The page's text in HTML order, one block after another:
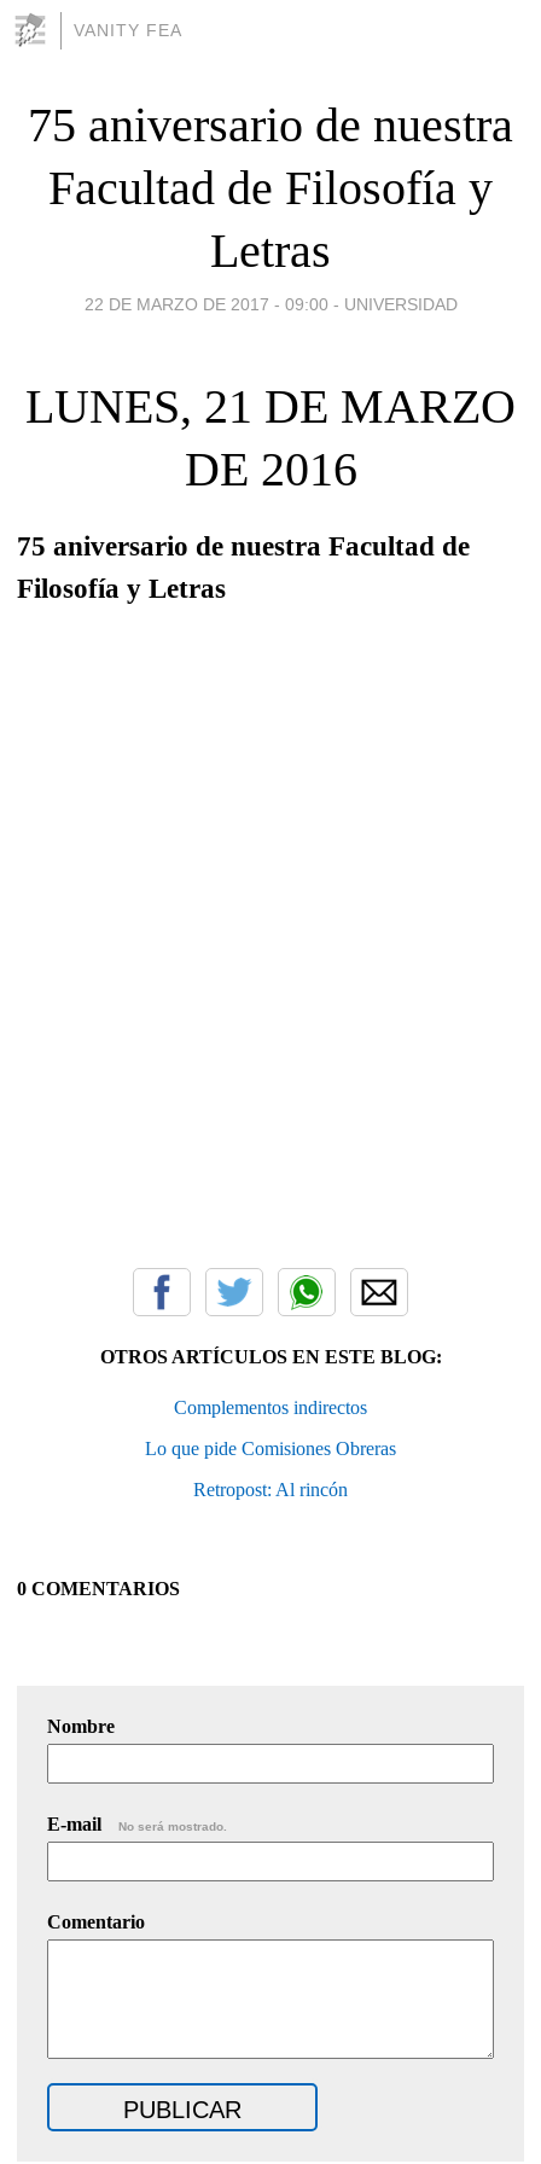
VANITY FEA
75 aniversario de nuestra
Facultad de Filosofía y
Letras
22 DE MARZO DE 2017 - 09:00 - UNIVERSIDAD
LUNES, 21 DE MARZO
DE 2016
75 aniversario de nuestra Facultad de
Filosofía y Letras
OTROS ARTÍCULOS EN ESTE BLOG:
Complementos indirectos
Lo que pide Comisiones Obreras
Retropost: Al rincón
0 COMENTARIOS
Nombre
E-mail No será mostrado.
Comentario